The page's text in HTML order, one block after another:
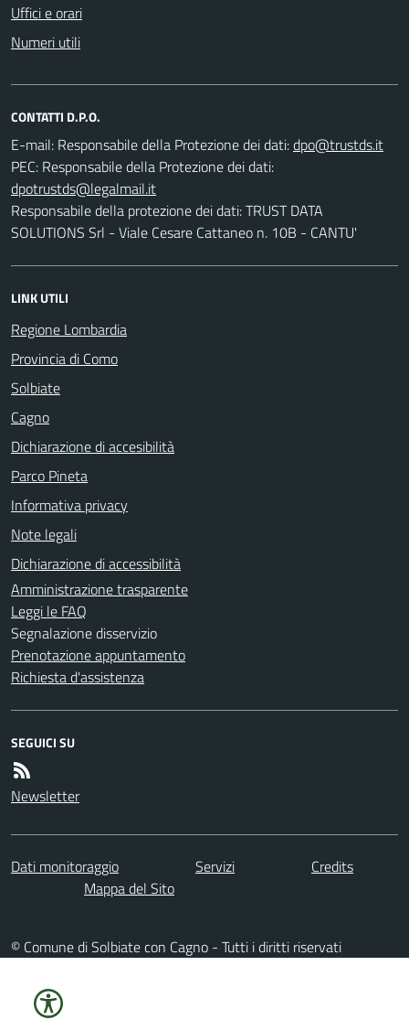
Uffici e orari
Numeri utili
CONTATTI D.P.O.
E-mail: Responsabile della Protezione dei dati:
PEC: Responsabile della Protezione dei dati:
Responsabile della protezione dei dati: TRUST DATA
SOLUTIONS Srl - Viale Cesare Cattaneo n. 10B - CANTU'
LINK UTILI
Regione Lombardia
Provincia di Como
Solbiate
Cagno
Dichiarazione di accesibilità
Parco Pineta
Informativa privacy
Note legali
Dichiarazione di accessibilità
Amministrazione trasparente
Leggi le FAQ
Segnalazione disservizio
Prenotazione appuntamento
Richiesta d'assistenza
SEGUICI SU
Newsletter
Dati monitoraggio Servizi
Credits
Mappa del Sito
© Comune di Solbiate con Cagno - Tutti i diritti riservati